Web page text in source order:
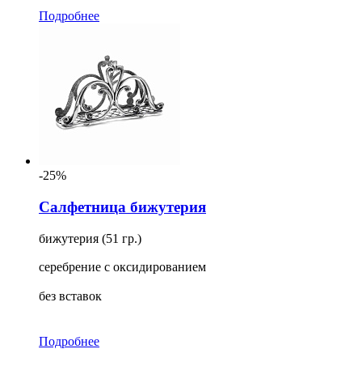
Подробнее
-25%
Салфетница бижутерия
бижутерия (51 гр.)
серебрение с оксидированием
без вставок
Подробнее